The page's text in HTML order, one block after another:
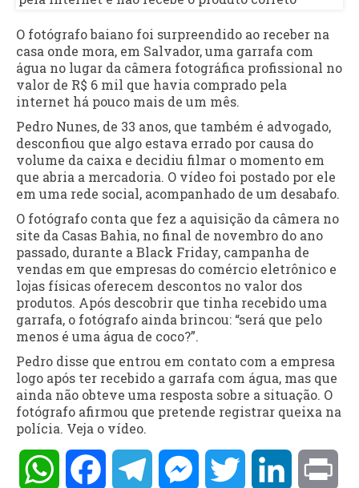
O fotógrafo baiano foi surpreendido ao receber na
casa onde mora, em Salvador, uma garrafa com
água no lugar da câmera fotográfica profissional no
valor de R$ 6 mil que havia comprado pela
internet há pouco mais de um mês.
Pedro Nunes, de 33 anos, que também é advogado,
desconfiou que algo estava errado por causa do
volume da caixa e decidiu filmar o momento em
que abria a mercadoria. O vídeo foi postado por ele
em uma rede social, acompanhado de um desabafo.
O fotógrafo conta que fez a aquisição da câmera no
site da Casas Bahia, no final de novembro do ano
passado, durante a Black Friday, campanha de
vendas em que empresas do comércio eletrônico e
lojas físicas oferecem descontos no valor dos
produtos. Após descobrir que tinha recebido uma
garrafa, o fotógrafo ainda brincou: “será que pelo
menos é uma água de coco?”.
Pedro disse que entrou em contato com a empresa
logo após ter recebido a garrafa com água, mas que
ainda não obteve uma resposta sobre a situação. O
fotógrafo afirmou que pretende registrar queixa na
polícia. Veja o vídeo.
WhatsAppFacebookTelegramMessengerTwitter LinkedIn